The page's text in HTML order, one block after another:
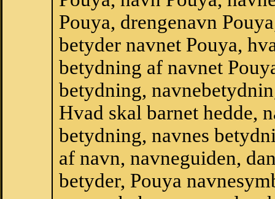
Pouya, drengenavn
betyder navnet Pouya,
betydning af navnet
betydning,
Hvad skal barnet hedde,
betydning, navnes
af navn, navneguiden,
betyder, Pouya